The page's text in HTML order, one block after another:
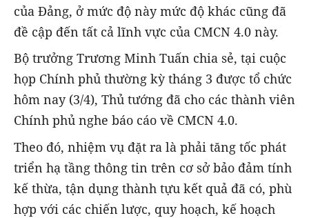
của Đảng, ở mức độ này mức độ khác cũng đã
đề cập đến tất cả lĩnh vực của CMCN 4.0 này.
Bộ trưởng Trương Minh Tuấn chia sẻ, tại cuộc
họp Chính phủ thường kỳ tháng 3 được tổ chức
hôm nay (3/4), Thủ tướng đã cho các thành viên
Chính phủ nghe báo cáo về CMCN 4.0.
Theo đó, nhiệm vụ đặt ra là phải tăng tốc phát
triển hạ tầng thông tin trên cơ sở bảo đảm tính
kế thừa, tận dụng thành tựu kết quả đã có, phù
hợp với các chiến lược, quy hoạch, kế hoạch